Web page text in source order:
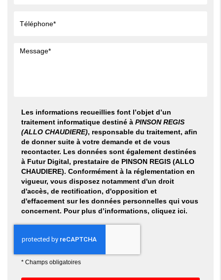
Les informations recueillies font l’objet d’un
traitement informatique destiné àPINSON REGIS
(ALLO CHAUDIERE), responsable du traitement, afin
de donner suite à votre demande et de vous
recontacter. Les données sont également destinées
à Futur Digital, prestataire de PINSON REGIS (ALLO
CHAUDIERE). Conformément à la réglementation en
vigueur, vous disposez notamment d'un droit
d'accès, de rectification, d'opposition et
d'effacement sur les données personnelles qui vous
concernent. Pour plus d’informations, cliquez ici.
* Champs obligatoires